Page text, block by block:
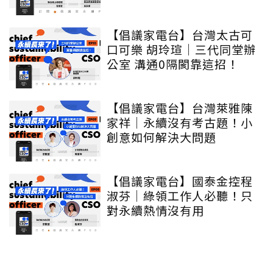
【倡議家電台】台灣太古可
口可樂 胡玲瑄｜三代同堂辦
公室 溝通0隔閡靠這招！
【倡議家電台】台灣萊雅陳
家祥｜永續沒有考古題！小
創意如何解決大問題
【倡議家電台】國泰金控程
淑芬｜綠領工作人必聽！只
對永續熱情沒有用